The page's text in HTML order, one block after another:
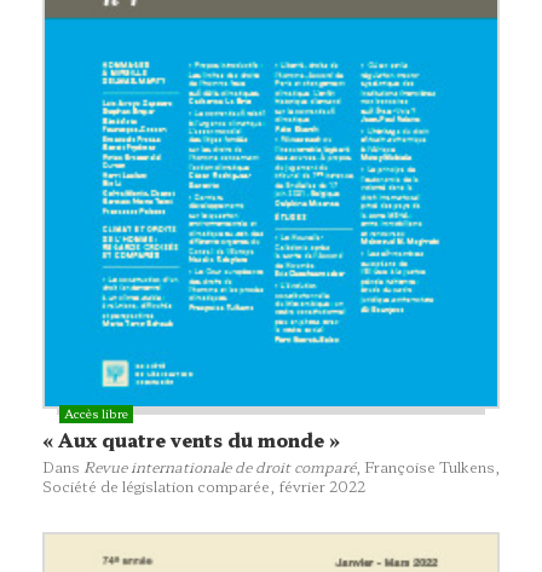
« Aux quatre vents du monde »
Dans Revue internationale de droit comparé, Françoise Tulkens,
Société de législation comparée , février 2022